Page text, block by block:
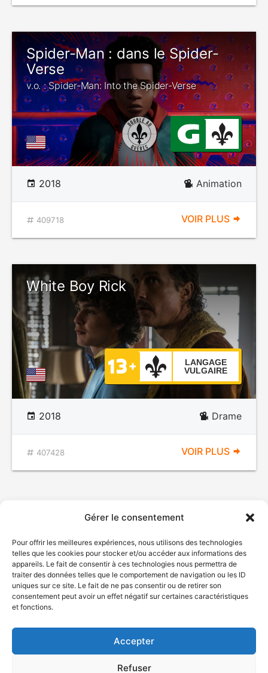
Gérer le consentement
Pour offrir les meilleures expériences, nous utilisons des technologies
telles que les cookies pour stocker et/ou accéder aux informations des
appareils. Le fait de consentir à ces technologies nous permettra de
traiter des données telles que le comportement de navigation ou les ID
uniques sur ce site. Le fait de ne pas consentir ou de retirer son
consentement peut avoir un effet négatif sur certaines caractéristiques
et fonctions.
Accepter
Refuser
Spider-Man : dans le Spider-
Verse
v.o. : Spider-Man: Into the Spider-Verse
2018 Animation
409718 VOIR PLUS
White Boy Rick
LANGAGE
VULGAIRE
2018 Drame
407428 VOIR PLUS
© Gouvernement du Québec, 2026
Plan du site
Accessibilité
Accès à l'information
Déclaration de services